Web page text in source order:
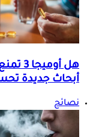
هل
أبحاث جديدة
نصائح